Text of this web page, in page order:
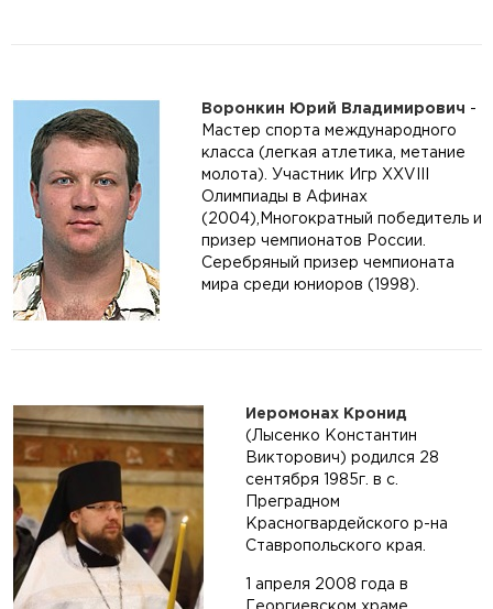
Воронкин Юрий Владимирович -
Мастер спорта международного
класса (легкая атлетика, метание
молота). Участник Игр XXVIII
Олимпиады в Афинах
(2004),Многократный победитель и
призер чемпионатов России.
Серебряный призер чемпионата
мира среди юниоров (1998).
Иеромонах Кронид
(Лысенко Константин
Викторович) родился 28
сентября 1985г. в с.
Преградном
Красногвардейского р-на
Ставропольского края.
1 апреля 2008 года в